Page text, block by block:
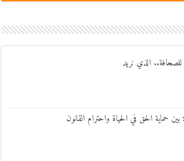
الذي نريد
حماية الحق في الحياة واحترام القانون